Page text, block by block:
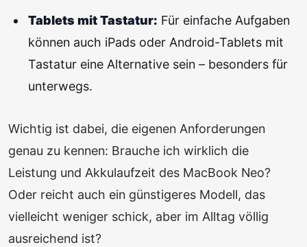
Tablets mit Tastatur: Für einfache Aufgaben
können auch iPads oder Android-Tablets mit
Tastatur eine Alternative sein – besonders für
unterwegs.
Wichtig ist dabei, die eigenen Anforderungen
genau zu kennen: Brauche ich wirklich die
Leistung und Akkulaufzeit des MacBook Neo?
Oder reicht auch ein günstigeres Modell, das
vielleicht weniger schick, aber im Alltag völlig
ausreichend ist?